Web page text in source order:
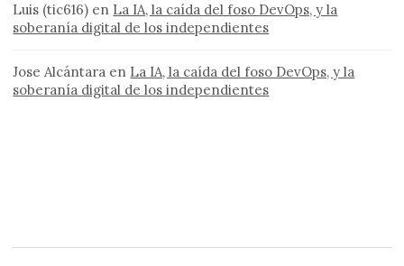
Luis (tic616) en La IA, la caída del foso DevOps, y la
soberanía digital de los independientes
Jose Alcántara en La IA, la caída del foso DevOps, y la
soberanía digital de los independientes